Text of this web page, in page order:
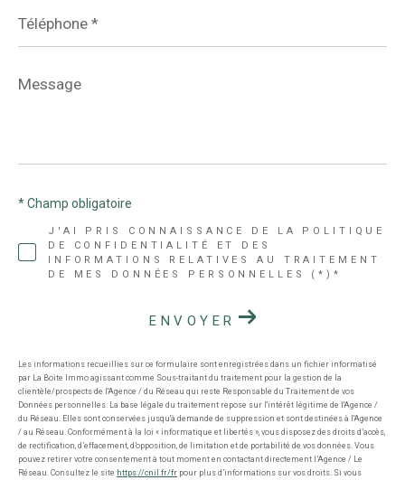
*
Message
*
J'AI PRIS CONNAISSANCE DE LA POLITIQUE
DE CONFIDENTIALITÉ ET DES
INFORMATIONS RELATIVES AU TRAITEMENT
DE MES DONNÉES PERSONNELLES (*)*
* Champ obligatoire
ENVOYER
Les informations recueillies sur ce formulaire sont enregistrées dans un fichier informatisé
par La Boite Immo agissant comme Sous-traitant du traitement pour la gestion de la
clientèle/prospects de l'Agence / du Réseau qui reste Responsable du Traitement de vos
Données personnelles. La base légale du traitement repose sur l'intérêt légitime de l'Agence /
du Réseau. Elles sont conservées jusqu'à demande de suppression et sont destinées à l'Agence
/ au Réseau. Conformément à la loi « informatique et libertés », vous disposez des droits d’accès,
de rectification, d’effacement, d’opposition, de limitation et de portabilité de vos données. Vous
pouvez retirer votre consentement à tout moment en contactant directement l’Agence / Le
Réseau. Consultez le site https://cnil.fr/fr pour plus d’informations sur vos droits. Si vous